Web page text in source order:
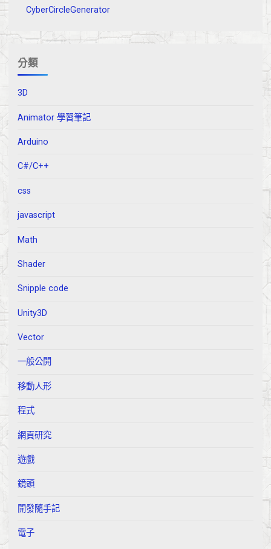
CyberCircleGenerator
分類
3D
Animator 學習筆記
Arduino
C#/C++
css
javascript
Math
Shader
Snipple code
Unity3D
Vector
一般公開
移動人形
程式
網頁研究
遊戲
鏡頭
開發隨手記
電子